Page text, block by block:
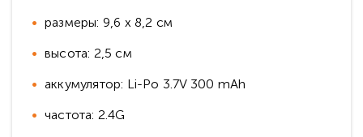
размеры: 9,6 х 8,2 см
высота: 2,5 см
аккумулятор: Li-Po 3.7V 300 mAh
частота: 2.4G